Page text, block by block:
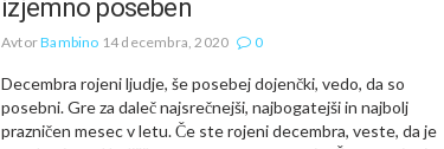
izjemno poseben
AvtorBambino 14 decembra, 2020 0
Decembra rojeni ljudje, še posebej dojenčki, vedo, da so
posebni. Gre za daleč najsrečnejši, najbogatejši in najbolj
prazničen mesec v letu. Če ste rojeni decembra, veste, da je